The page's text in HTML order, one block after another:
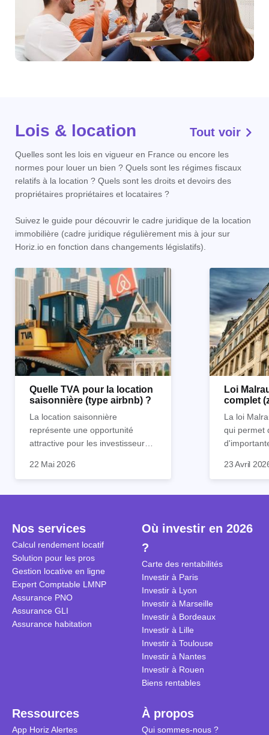
Lois & location Tout voir
Quelles sont les lois en vigueur en France ou encore les
normes pour louer un bien ? Quels sont les régimes fiscaux
relatifs à la location ? Quels sont les droits et devoirs des
propriétaires propriétaires et locataires ?
Suivez le guide pour découvrir le cadre juridique de la location
immobilière (cadre juridique régulièrement mis à jour sur
Horiz.io en fonction dans changements législatifs).
Quelle TVA pour la location
saisonnière (type airbnb) ?
La location saisonnière
représente une opportunité
attractive pour les investisseurs
patrimoine et générer des
Cependant, il est crucial de
notamment la TVA, afin
d'optimiser cette activité.
Et qu’a-t-on appris à la rentrée
la TVA est généralisé pour les
saisonnière dans certaines
conditions. On fait le point dans
cet article.
22 Mai 2026
Loi
complet
La loi
qui permet
immobilier.
historique
quelles
pour en
23 Avril
Nos services
Calcul rendement locatif
Solution pour les pros
Gestion locative en ligne
Expert Comptable LMNP
Assurance PNO
Assurance GLI
Assurance habitation
Où investir en 2026
?
Carte des rentabilités
Investir à Paris
Investir à Lyon
Investir à Marseille
Investir à Bordeaux
Investir à Lille
Investir à Toulouse
Investir à Nantes
Investir à Rouen
Biens rentables
Ressources
App Horiz Alertes
À propos
Qui sommes-nous ?